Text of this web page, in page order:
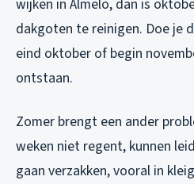
wijken in Almelo, dan is
dakgoten te reinigen. Doe je
eind oktober of begin
ontstaan.
Zomer brengt een ander
weken niet regent, kunnen
gaan verzakken, vooral in